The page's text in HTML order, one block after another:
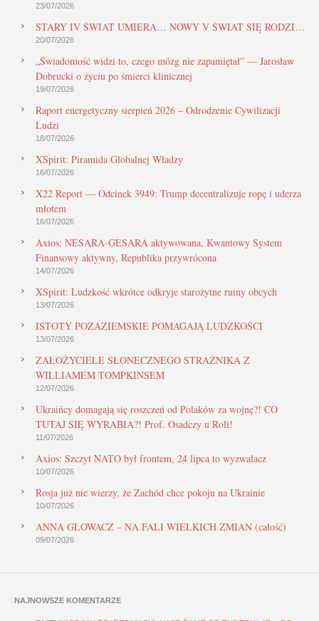
23/07/2026
STARY IV ŚWIAT UMIERA… NOWY V ŚWIAT SIĘ RODZI…
20/07/2026
„Świadomość widzi to, czego mózg nie zapamiętał” — Jarosław
Dobrucki o życiu po śmierci klinicznej
19/07/2026
Raport energetyczny sierpień 2026 – Odrodzenie Cywilizacji
Ludzi
18/07/2026
XSpirit: Piramida Globalnej Władzy
16/07/2026
X22 Report — Odcinek 3949: Trump decentralizuje ropę i uderza
młotem
16/07/2026
Axios: NESARA-GESARA aktywowana, Kwantowy System
Finansowy aktywny, Republika przywrócona
14/07/2026
XSpirit: Ludzkość wkrótce odkryje starożytne ruiny obcych
13/07/2026
ISTOTY POZAZIEMSKIE POMAGAJĄ LUDZKOŚCI
13/07/2026
ZAŁOŻYCIELE SŁONECZNEGO STRAŻNIKA Z
WILLIAMEM TOMPKINSEM
12/07/2026
Ukraińcy domagają się roszczeń od Polaków za wojnę?! CO
TUTAJ SIĘ WYRABIA?! Prof. Osadczy u Roli!
11/07/2026
Axios: Szczyt NATO był frontem, 24 lipca to wyzwalacz
10/07/2026
Rosja już nie wierzy, że Zachód chce pokoju na Ukrainie
10/07/2026
ANNA GŁOWACZ – NA FALI WIELKICH ZMIAN (całość)
09/07/2026
NAJNOWSZE KOMENTARZE